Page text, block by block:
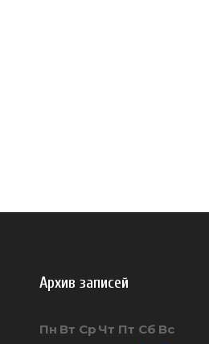
Архив записей
Пн Вт Ср Чт Пт Сб Вс